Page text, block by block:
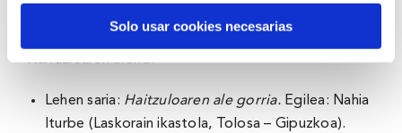
Solo usar cookies necesarias
B MAILAko sariak:
Narrazioaren alorra:
Lehen saria: Haitzuloaren ale gorria.Egilea: Nahia
Iturbe (Laskorain ikastola, Tolosa – Gipuzkoa).